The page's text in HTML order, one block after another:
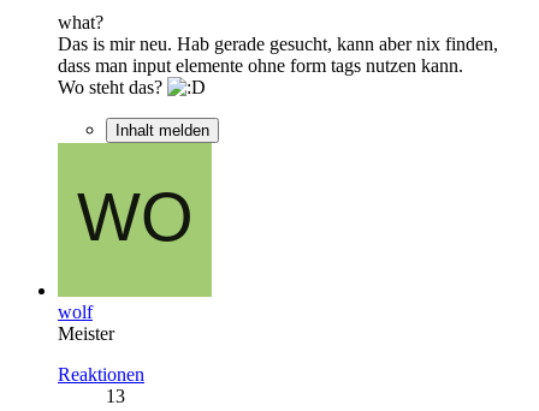
what?
Das is mir neu. Hab gerade gesucht, kann aber nix finden,
dass man input elemente ohne form tags nutzen kann.
Wo steht das?
Inhalt melden
wolf
Meister
Reaktionen
13